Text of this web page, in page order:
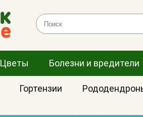
Цветы Болезни и вредители
Гортензии